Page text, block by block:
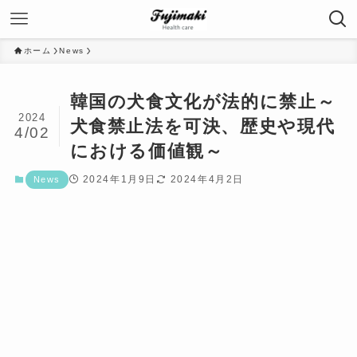
ホーム News
韓国の犬食文化が法的に禁止～
犬食禁止法を可決、歴史や現代
における価値観～
2024
4/02
News 2024年1月9日 2024年4月2日